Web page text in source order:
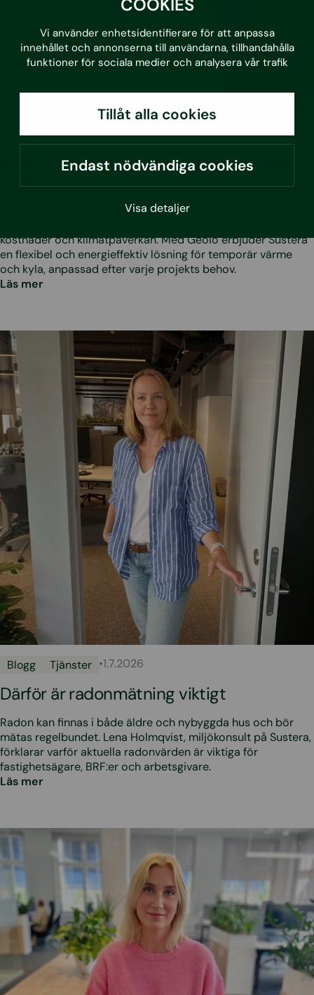
COOKIES
Vi använder enhetsidentifierare för att anpassa
innehållet och annonserna till användarna, tillhandahålla
funktioner för sociala medier och analysera vår trafik
Tillåt alla cookies
Endast nödvändiga cookies
Visa detaljer
Blogg •3.7.2026
Planera smartare byggvärme inför nästa
säsong
Energianvändningen under byggproduktion varierar kraftigt
kostnader och klimatpåverkan. Med Geolo erbjuder Sustera
en flexibel och energieffektiv lösning för temporär värme
och kyla, anpassad efter varje projekts behov.
Läs mer
Blogg Tjänster •1.7.2026
Därför är radonmätning viktigt
Radon kan finnas i både äldre och nybyggda hus och bör
mätas regelbundet. Lena Holmqvist, miljökonsult på Sustera,
förklarar varför aktuella radonvärden är viktiga för
fastighetsägare, BRF:er och arbetsgivare.
Läs mer